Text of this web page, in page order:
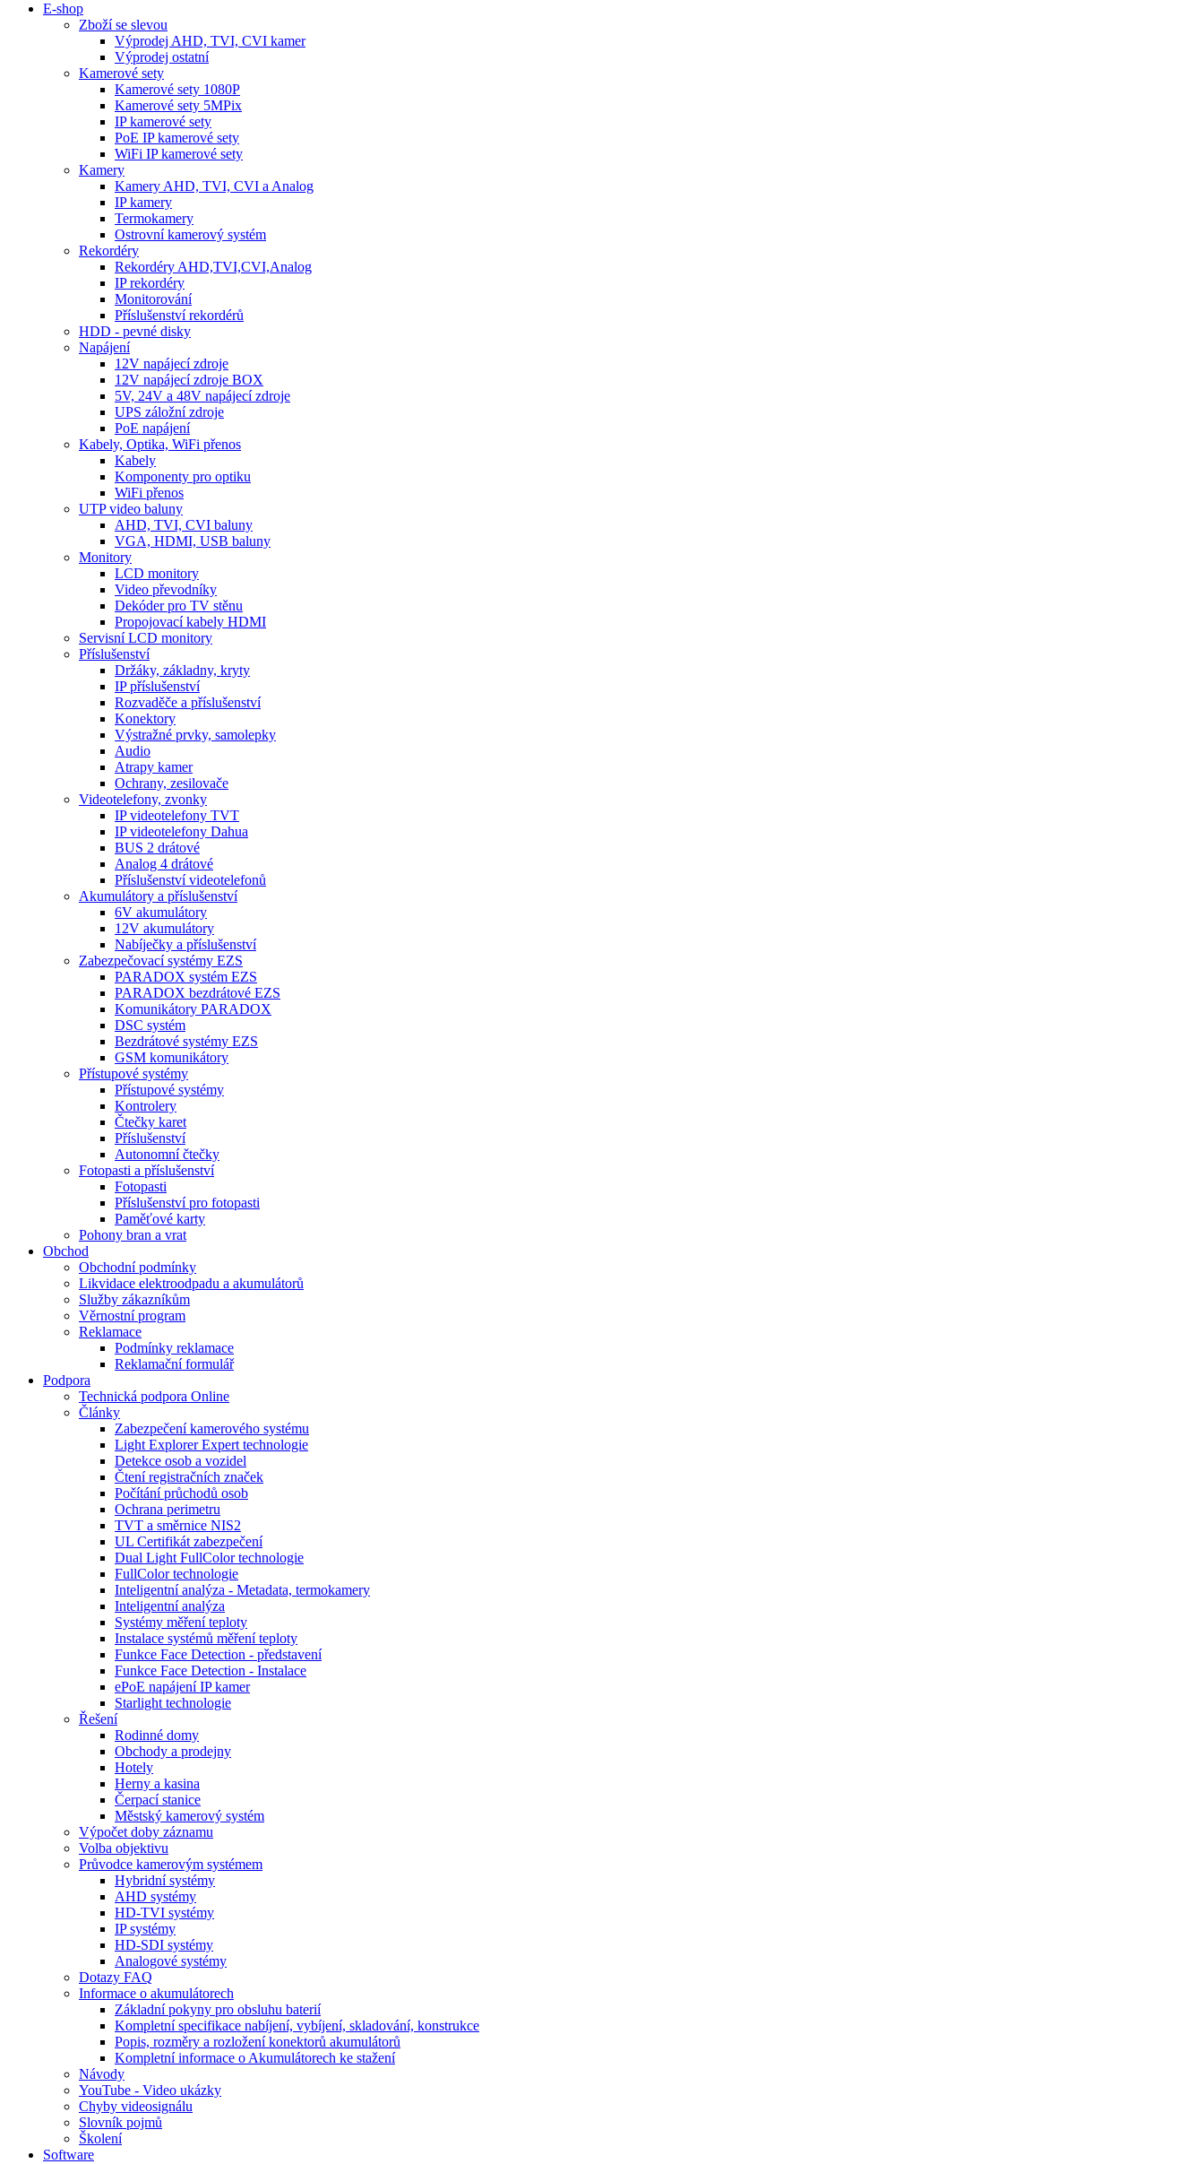
E-shop
Zboží se slevou
Výprodej AHD, TVI, CVI kamer
Výprodej ostatní
Kamerové sety
Kamerové sety 1080P
Kamerové sety 5MPix
IP kamerové sety
PoE IP kamerové sety
WiFi IP kamerové sety
Kamery
Kamery AHD, TVI, CVI a Analog
IP kamery
Termokamery
Ostrovní kamerový systém
Rekordéry
Rekordéry AHD,TVI,CVI,Analog
IP rekordéry
Monitorování
Příslušenství rekordérů
HDD - pevné disky
Napájení
12V napájecí zdroje
12V napájecí zdroje BOX
5V, 24V a 48V napájecí zdroje
UPS záložní zdroje
PoE napájení
Kabely, Optika, WiFi přenos
Kabely
Komponenty pro optiku
WiFi přenos
UTP video baluny
AHD, TVI, CVI baluny
VGA, HDMI, USB baluny
Monitory
LCD monitory
Video převodníky
Dekóder pro TV stěnu
Propojovací kabely HDMI
Servisní LCD monitory
Příslušenství
Držáky, základny, kryty
IP příslušenství
Rozvaděče a příslušenství
Konektory
Výstražné prvky, samolepky
Audio
Atrapy kamer
Ochrany, zesilovače
Videotelefony, zvonky
IP videotelefony TVT
IP videotelefony Dahua
BUS 2 drátové
Analog 4 drátové
Příslušenství videotelefonů
Akumulátory a příslušenství
6V akumulátory
12V akumulátory
Nabíječky a příslušenství
Zabezpečovací systémy EZS
PARADOX systém EZS
PARADOX bezdrátové EZS
Komunikátory PARADOX
DSC systém
Bezdrátové systémy EZS
GSM komunikátory
Přístupové systémy
Přístupové systémy
Kontrolery
Čtečky karet
Příslušenství
Autonomní čtečky
Fotopasti a příslušenství
Fotopasti
Příslušenství pro fotopasti
Paměťové karty
Pohony bran a vrat
Obchod
Obchodní podmínky
Likvidace elektroodpadu a akumulátorů
Služby zákazníkům
Věrnostní program
Reklamace
Podmínky reklamace
Reklamační formulář
Podpora
Technická podpora Online
Články
Zabezpečení kamerového systému
Light Explorer Expert technologie
Detekce osob a vozidel
Čtení registračních značek
Počítání průchodů osob
Ochrana perimetru
TVT a směrnice NIS2
UL Certifikát zabezpečení
Dual Light FullColor technologie
FullColor technologie
Inteligentní analýza - Metadata, termokamery
Inteligentní analýza
Systémy měření teploty
Instalace systémů měření teploty
Funkce Face Detection - představení
Funkce Face Detection - Instalace
ePoE napájení IP kamer
Starlight technologie
Řešení
Rodinné domy
Obchody a prodejny
Hotely
Herny a kasina
Čerpací stanice
Městský kamerový systém
Výpočet doby záznamu
Volba objektivu
Průvodce kamerovým systémem
Hybridní systémy
AHD systémy
HD-TVI systémy
IP systémy
HD-SDI systémy
Analogové systémy
Dotazy FAQ
Informace o akumulátorech
Základní pokyny pro obsluhu baterií
Kompletní specifikace nabíjení, vybíjení, skladování, konstrukce
Popis, rozměry a rozložení konektorů akumulátorů
Kompletní informace o Akumulátorech ke stažení
Návody
YouTube - Video ukázky
Chyby videosignálu
Slovník pojmů
Školení
Software